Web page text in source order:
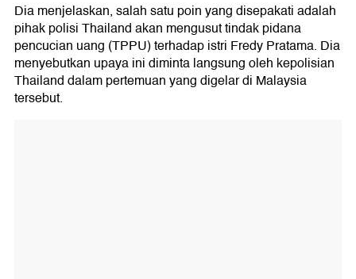
Dia menjelaskan, salah satu poin yang disepakati adalah
pihak polisi Thailand akan mengusut tindak pidana
pencucian uang (TPPU) terhadap istri Fredy Pratama. Dia
menyebutkan upaya ini diminta langsung oleh kepolisian
Thailand dalam pertemuan yang digelar di Malaysia
tersebut.